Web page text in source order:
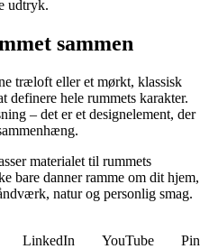
udtryk.
sammen
træloft eller et mørkt, klassisk
hele rummets karakter.
– det er et designelement, der
materialet til rummets
bare danner ramme om dit hjem,
natur og personlig smag.
LinkedIn YouTube